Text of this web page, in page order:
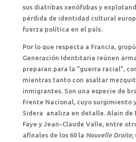
sus diatribas xenófobas y
pérdida de identidad cultural
fuerza política en el país.
Por lo que respecta a Francia,
Generación Identitaria reúnen
preparan para la “guerra racial”,
mientras tanto con asaltar
inmigrantes. Son una especie de
Frente Nacional, cuyo surgimiento
Sidera analiza en detalle. Alain de
Faye y Jean-Claude Valle, entre
afínales de los 60 la Nouvelle Droite,